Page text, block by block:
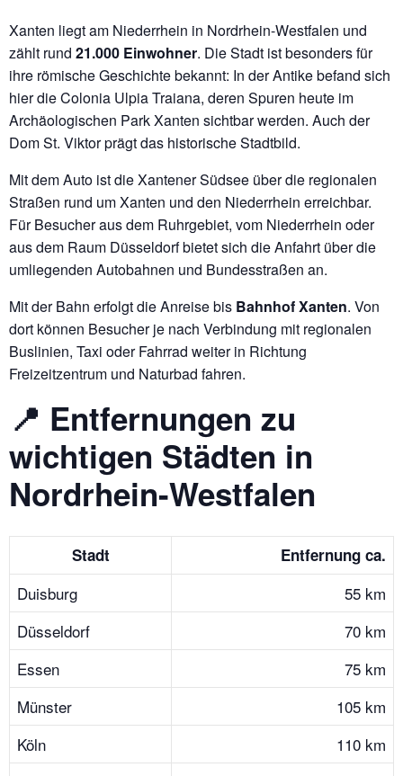
Xanten liegt am Niederrhein in Nordrhein-Westfalen und
zählt rund 21.000 Einwohner. Die Stadt ist besonders für
ihre römische Geschichte bekannt: In der Antike befand sich
hier die Colonia Ulpia Traiana, deren Spuren heute im
Archäologischen Park Xanten sichtbar werden. Auch der
Dom St. Viktor prägt das historische Stadtbild.
Mit dem Auto ist die Xantener Südsee über die regionalen
Straßen rund um Xanten und den Niederrhein erreichbar.
Für Besucher aus dem Ruhrgebiet, vom Niederrhein oder
aus dem Raum Düsseldorf bietet sich die Anfahrt über die
umliegenden Autobahnen und Bundesstraßen an.
Mit der Bahn erfolgt die Anreise bis Bahnhof Xanten. Von
dort können Besucher je nach Verbindung mit regionalen
Buslinien, Taxi oder Fahrrad weiter in Richtung
Freizeitzentrum und Naturbad fahren.
📍 Entfernungen zu
wichtigen Städten in
Nordrhein-Westfalen
Stadt Entfernung ca.
Duisburg
55 km
Düsseldorf
70 km
Essen
75 km
Münster
105 km
Köln
110 km